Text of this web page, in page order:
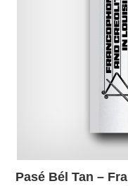
Pasé Bél Tan –